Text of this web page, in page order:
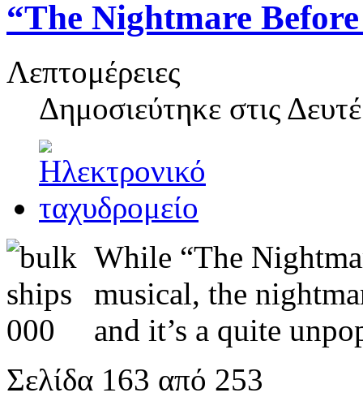
“The Nightmare
Λεπτομέρειες
Δημοσιεύτηκε στις
While “The
musical, the
and it’s a quite
Σελίδα 163 από 253